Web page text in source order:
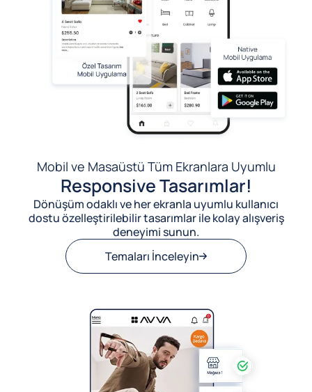
Mobil ve Masaüstü Tüm Ekranlara Uyumlu
Responsive Tasarımlar!
Dönüşüm odaklı ve her ekranla uyumlu kullanıcı
dostu özelleştirilebilir tasarımlar ile kolay alışveriş
deneyimi sunun.
Temaları İnceleyin